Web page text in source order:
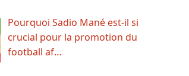
Pourquoi Sadio Mané est-il si
crucial pour la promotion du
football af…